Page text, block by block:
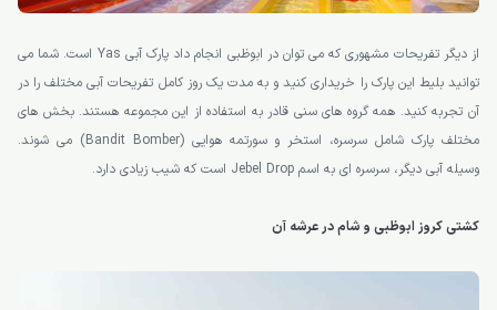
از دیگر تفریحات مشهوری که می توان در ابوظبی انجام داد پارک آبی Yas است. شما می
توانید بلیط این پارک را خریداری کنید و به مدت یک روز کامل تفریحات آبی مختلف را در
آن تجربه کنید. همه گروه های سنی قادر به استفاده از این مجموعه هستند. بخش های
مختلف پارک شامل سرسره، استخر و سورتمه هوایی (Bandit Bomber) می شوند.
وسیله آبی دیگر، سرسره ای به اسم Jebel Drop است که شیب زیادی دارد.
کشتی کروز ابوظبی و شام در عرشه آن